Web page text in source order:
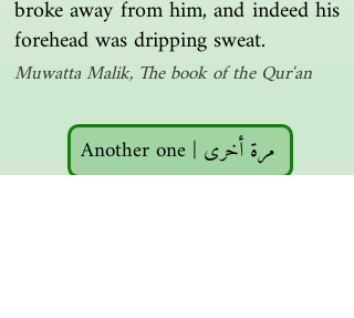
broke away from him, and indeed his
forehead was dripping sweat.
Muwatta Malik, The book of the Qur'an
Another one | مرة أخرى